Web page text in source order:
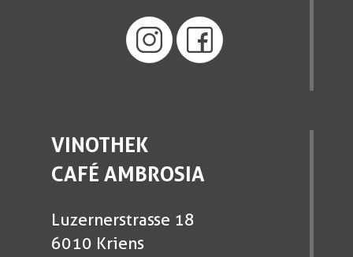
VINOTHEK
CAFÉ AMBROSIA
Luzernerstrasse 18
6010 Kriens